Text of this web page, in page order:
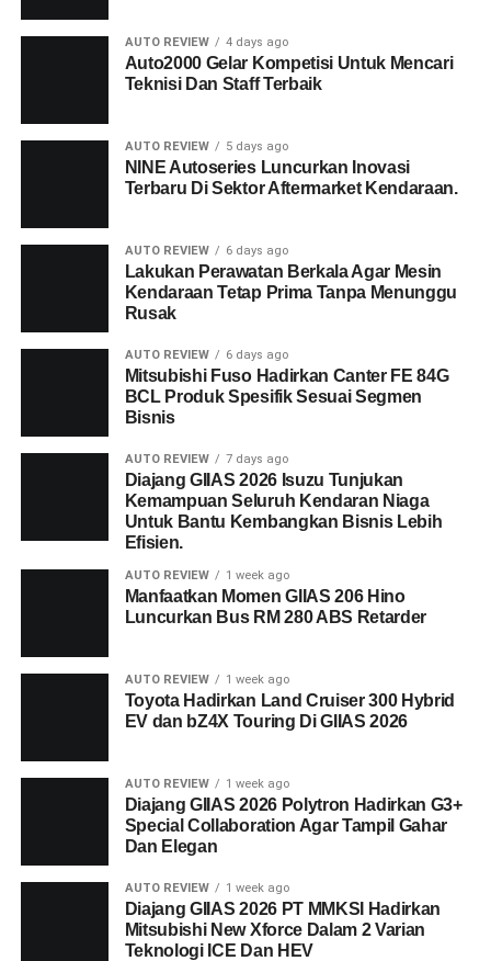
AUTO REVIEW 4 days ago
Auto2000 Gelar Kompetisi Untuk Mencari
Teknisi Dan Staff Terbaik
AUTO REVIEW 5 days ago
NINE Autoseries Luncurkan Inovasi
Terbaru Di Sektor Aftermarket Kendaraan.
AUTO REVIEW 6 days ago
Lakukan Perawatan Berkala Agar Mesin
Kendaraan Tetap Prima Tanpa Menunggu
Rusak
AUTO REVIEW 6 days ago
Mitsubishi Fuso Hadirkan Canter FE 84G
BCL Produk Spesifik Sesuai Segmen
Bisnis
AUTO REVIEW 7 days ago
Diajang GIIAS 2026 Isuzu Tunjukan
Kemampuan Seluruh Kendaran Niaga
Untuk Bantu Kembangkan Bisnis Lebih
Efisien.
AUTO REVIEW 1 week ago
Manfaatkan Momen GIIAS 206 Hino
Luncurkan Bus RM 280 ABS Retarder
AUTO REVIEW 1 week ago
Toyota Hadirkan Land Cruiser 300 Hybrid
EV dan bZ4X Touring Di GIIAS 2026
AUTO REVIEW 1 week ago
Diajang GIIAS 2026 Polytron Hadirkan G3+
Special Collaboration Agar Tampil Gahar
Dan Elegan
AUTO REVIEW 1 week ago
Diajang GIIAS 2026 PT MMKSI Hadirkan
Mitsubishi New Xforce Dalam 2 Varian
Teknologi ICE Dan HEV